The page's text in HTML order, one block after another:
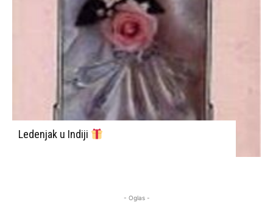
Ledenjak u Indiji
- Oglas -